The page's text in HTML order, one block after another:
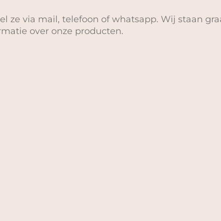
ze via mail, telefoon of whatsapp. Wij staan
over onze producten.